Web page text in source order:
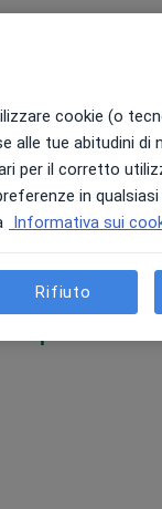
Sab,
8 Ago
agende disponibili!
cookie (o
tue abitudini di
per il corretto
in
Informativa sui
Rifiuto